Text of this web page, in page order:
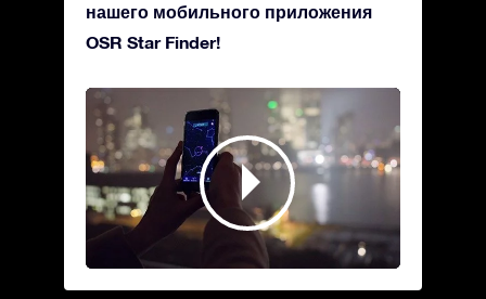
нашего мобильного приложения
OSR Star Finder!